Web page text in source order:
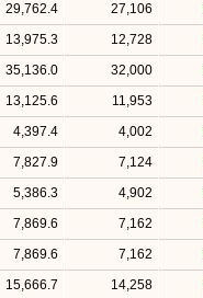
27,106
29,762.4
12,728
13,975.3
32,000
35,136.0
11,953
13,125.6
4,002
4,397.4
7,124
7,827.9
4,902
5,386.3
7,162
7,869.6
7,162
7,869.6
14,258
15,666.7